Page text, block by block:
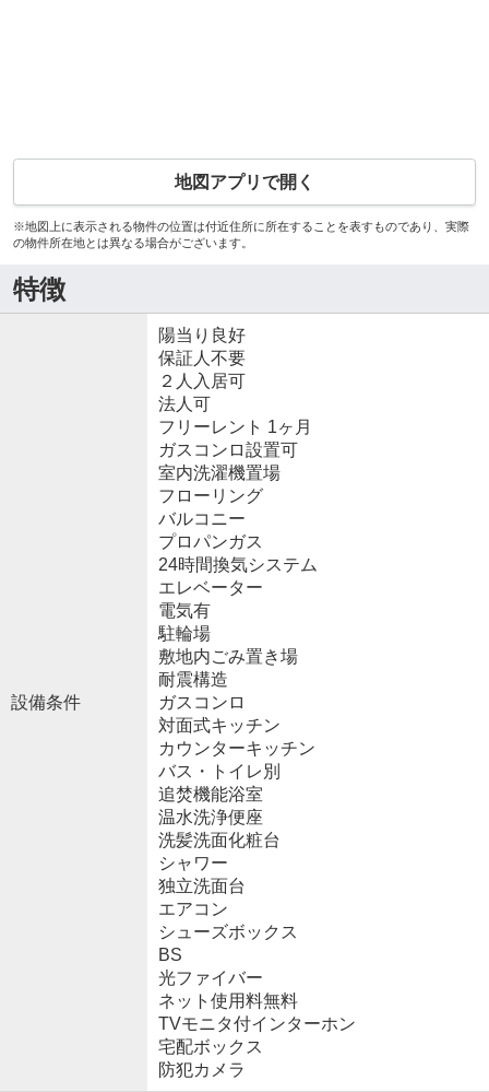
地図アプリで開く
※地図上に表示される物件の位置は付近住所に所在することを表すものであり、実際
の物件所在地とは異なる場合がございます。
特徴
設備条件
陽当り良好
保証人不要
２人入居可
法人可
フリーレント 1ヶ月
ガスコンロ設置可
室内洗濯機置場
フローリング
バルコニー
プロパンガス
24時間換気システム
エレベーター
電気有
駐輪場
敷地内ごみ置き場
耐震構造
ガスコンロ
対面式キッチン
カウンターキッチン
バス・トイレ別
追焚機能浴室
温水洗浄便座
洗髪洗面化粧台
シャワー
独立洗面台
エアコン
シューズボックス
BS
光ファイバー
ネット使用料無料
TVモニタ付インターホン
宅配ボックス
防犯カメラ